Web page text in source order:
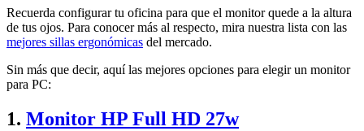
Recuerda configurar tu oficina para que el monitor quede a la altura
de tus ojos. Para conocer más al respecto, mira nuestra lista con las
mejores sillas ergonómicas del mercado.
Sin más que decir, aquí las mejores opciones para elegir un monitor
para PC:
1. Monitor HP Full HD 27w